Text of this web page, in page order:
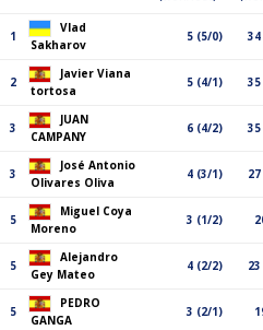
1
Vlad
Sakharov
5 (5/0)
2
Javier Viana
tortosa
5 (4/1)
3
JUAN
CAMPANY
6 (4/2)
3
José Antonio
Olivares Oliva
4 (3/1)
5
Miguel Coya
Moreno
3 (1/2)
5
Alejandro
Gey Mateo
4 (2/2)
5
PEDRO
GANGA
3 (2/1)